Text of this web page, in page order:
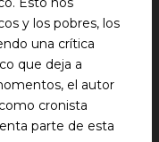
y los pobres, los
una crítica
que deja a
el autor
cronista
parte de esta